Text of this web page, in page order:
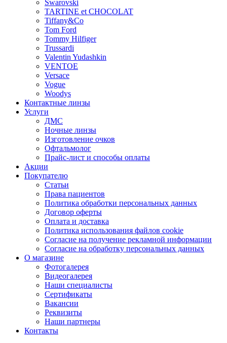
Swarovski
TARTINE et CHOCOLAT
Tiffany&Co
Tom Ford
Tommy Hilfiger
Trussardi
Valentin Yudashkin
VENTOE
Versace
Vogue
Woodys
Контактные линзы
Услуги
ДМС
Ночные линзы
Изготовление очков
Офтальмолог
Прайс-лист и способы оплаты
Акции
Покупателю
Статьи
Права пациентов
Политика обработки персональных данных
Договор оферты
Оплата и доставка
Политика использования файлов cookie
Согласие на получение рекламной информации
Согласие на обработку персональных данных
О магазине
Фотогалерея
Видеогалерея
Наши специалисты
Сертификаты
Вакансии
Реквизиты
Наши партнеры
Контакты